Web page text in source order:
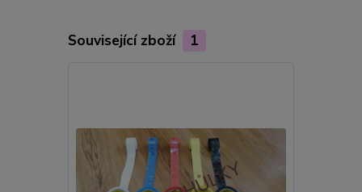
Související zboží 1